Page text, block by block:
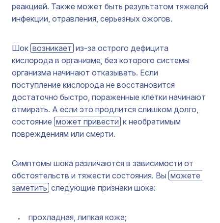
реакцией. Также может быть результатом тяжелой
инфекции, отравления, серьезных ожогов.
Шок возникает из-за острого дефицита
кислорода в организме, без которого системы
организма начинают отказывать. Если
поступление кислорода не восстановится
достаточно быстро, пораженные клетки начинают
отмирать. А если это продлится слишком долго,
состояние может привести к необратимым
повреждениям или смерти.
Симптомы шока различаются в зависимости от
обстоятельств и тяжести состояния. Вы можете
заметить следующие признаки шока:
прохладная, липкая кожа;